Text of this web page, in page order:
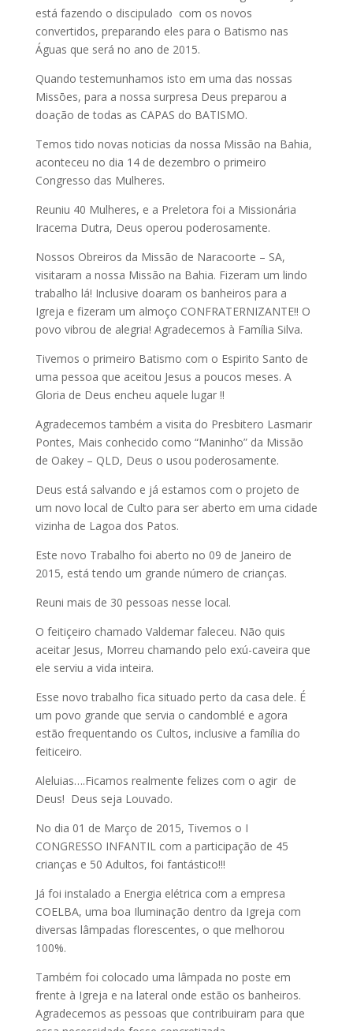
está fazendo o discipulado com os novos
convertidos, preparando eles para o Batismo nas
Águas que será no ano de 2015.
Quando testemunhamos isto em uma das nossas
Missōes, para a nossa surpresa Deus preparou a
doação de todas as CAPAS do BATISMO.
Temos tido novas noticias da nossa Missāo na Bahia,
aconteceu no dia 14 de dezembro o primeiro
Congresso das Mulheres.
Reuniu 40 Mulheres, e a Preletora foi a Missionária
Iracema Dutra, Deus operou poderosamente.
Nossos Obreiros da Missāo de Naracoorte – SA,
visitaram a nossa Missāo na Bahia. Fizeram um lindo
trabalho lá! Inclusive doaram os banheiros para a
Igreja e fizeram um almoço CONFRATERNIZANTE!! O
povo vibrou de alegria! Agradecemos à Família Silva.
Tivemos o primeiro Batismo com o Espirito Santo de
uma pessoa que aceitou Jesus a poucos meses. A
Gloria de Deus encheu aquele lugar !!
Agradecemos também a visita do Presbitero Lasmarir
Pontes, Mais conhecido como “Maninho” da Missāo
de Oakey – QLD, Deus o usou poderosamente.
Deus está salvando e já estamos com o projeto de
um novo local de Culto para ser aberto em uma cidade
vizinha de Lagoa dos Patos.
Este novo Trabalho foi aberto no 09 de Janeiro de
2015, está tendo um grande número de crianças.
Reuni mais de 30 pessoas nesse local.
O feitiçeiro chamado Valdemar faleceu. Não quis
aceitar Jesus, Morreu chamando pelo exú-caveira que
ele serviu a vida inteira.
Esse novo trabalho fica situado perto da casa dele. É
um povo grande que servia o candomblé e agora
estão frequentando os Cultos, inclusive a família do
feiticeiro.
Aleluias….Ficamos realmente felizes com o agir de
Deus! Deus seja Louvado.
No dia 01 de Março de 2015, Tivemos o I
CONGRESSO INFANTIL com a participação de 45
crianças e 50 Adultos, foi fantástico!!!
Já foi instalado a Energia elétrica com a empresa
COELBA, uma boa Iluminação dentro da Igreja com
diversas lâmpadas florescentes, o que melhorou
100%.
Também foi colocado uma lâmpada no poste em
frente à Igreja e na lateral onde estão os banheiros.
Agradecemos as pessoas que contribuiram para que